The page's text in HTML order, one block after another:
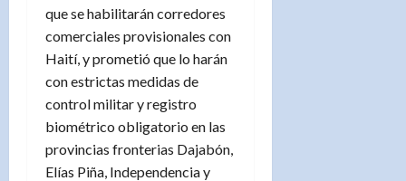
que se habilitarán corredores
comerciales provisionales con
Haití, y prometió que lo harán
con estrictas medidas de
control militar y registro
biométrico obligatorio en las
provincias fronterias Dajabón,
Elías Piña, Independencia y